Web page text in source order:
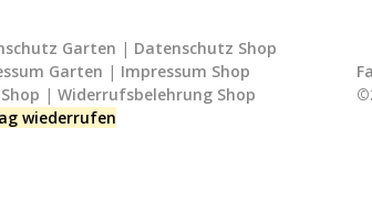
Garten | Datenschutz Shop
Garten | Impressum Shop
| Widerrufsbelehrung Shop
wiederrufen